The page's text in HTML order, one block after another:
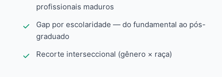
profissionais maduros
Gap por escolaridade — do fundamental ao pós-
graduado
Recorte interseccional (gênero × raça)